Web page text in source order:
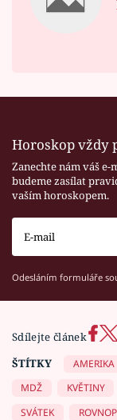
Horoskop vždy
Zanechte nám váš e-
budeme zasílat
vaším horoskopem.
Odesláním formuláře
Sdílejte článek
ŠTÍTKY
AMERIKA
MDŽ
KVĚTINY
SVÁTEK